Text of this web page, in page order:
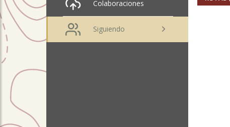
Colaboraciones
Siguiendo